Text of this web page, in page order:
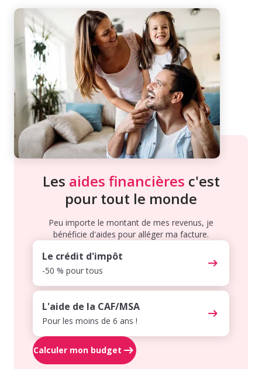
Les aides financières c'est
pour tout le monde
Peu importe le montant de mes revenus, je
bénéficie d'aides pour alléger ma facture.
Le crédit d'impôt
-50 % pour tous
L'aide de la CAF/MSA
Pour les moins de 6 ans !
Calculer mon budget